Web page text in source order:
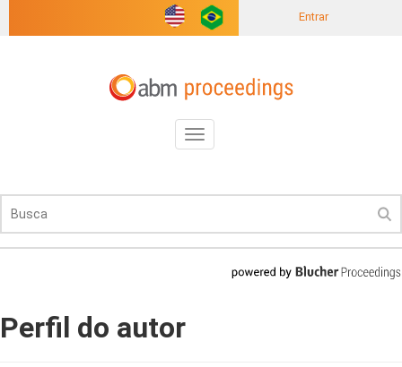
Entrar
Toggle
navigation
Perfil do autor